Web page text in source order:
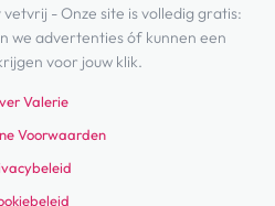
- Onze site is volledig gratis:
we advertenties óf kunnen een
voor jouw klik.
Valerie
Voorwaarden